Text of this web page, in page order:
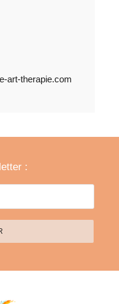
art-therapie.com
: